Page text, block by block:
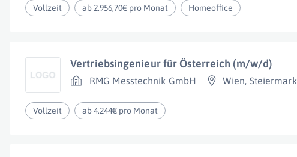
Vollzeit ab 2.956,70€ pro Monat Homeoffice
Vertriebsingenieur für Österreich (m/w/d)
RMG Messtechnik GmbH Wien, Steiermark
Vollzeit ab 4.244€ pro Monat